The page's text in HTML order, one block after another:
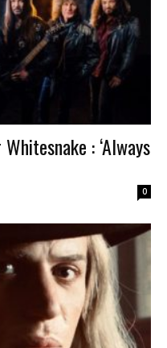
: ‘Always
0